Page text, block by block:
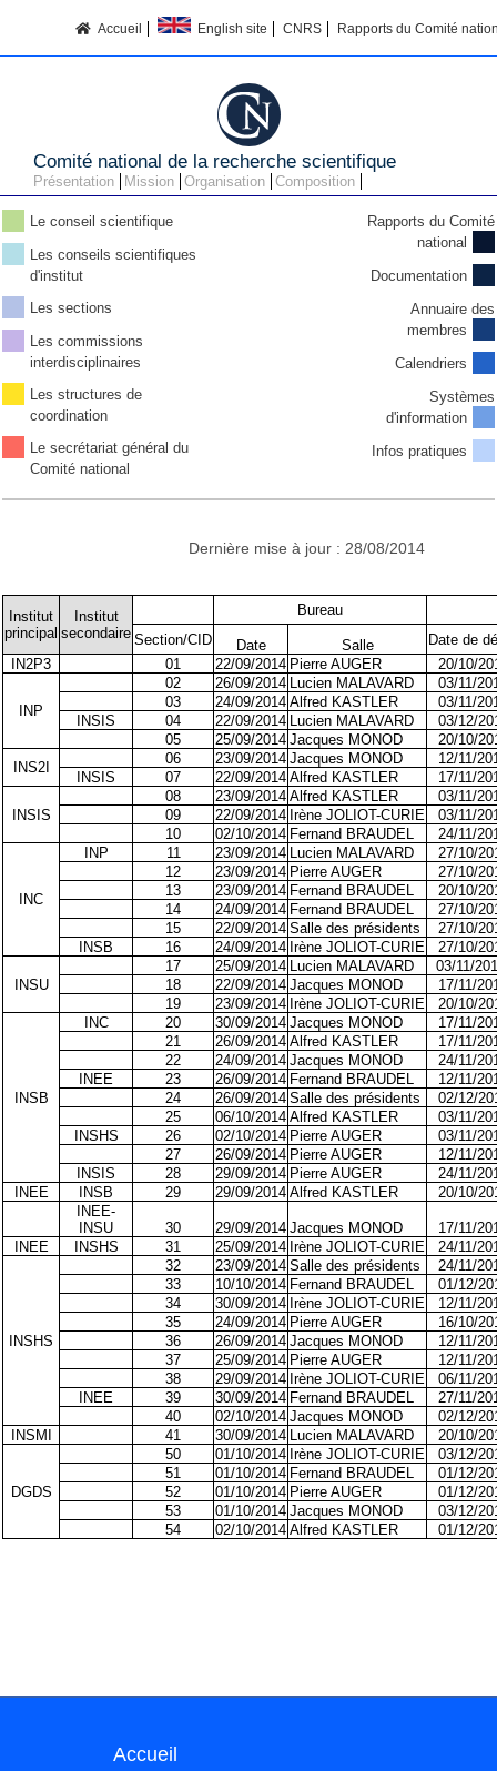
Accueil English site CNRS Rapports du Comité
Comité national de la recherche scientifique
Présentation Mission Organisation Composition
Le conseil scientifique
Les conseils scientifiques
d'institut
Les sections
Les commissions
interdisciplinaires
Les structures de
coordination
Le secrétariat général du
Comité national
Rapports du Comité
national
Documentation
Annuaire des
membres
Calendriers
Systèmes
d'information
Infos pratiques
Dernière mise à jour : 28/08/2014
Institut
principal
Institut
secondaire
Bureau
Section/CID
Date Salle
Date de
IN2P3
01 22/09/2014 Pierre AUGER 20/10/
INP
02 26/09/2014 Lucien MALAVARD
03/11/
03
24/09/2014 Alfred KASTLER
03/11/
INSIS
04 22/09/2014 Lucien MALAVARD
03/12/
05
25/09/2014 Jacques MONOD
20/10/
INS2I
06 23/09/2014 Jacques MONOD
12/11/
INSIS
07 22/09/2014 Alfred KASTLER 17/11/
INSIS
08 23/09/2014 Alfred KASTLER
03/11/
09
22/09/2014 Irène JOLIOT-CURIE
03/11/
10
02/10/2014 Fernand BRAUDEL 24/11/
INC
INP 11 23/09/2014 Lucien MALAVARD
27/10/
12
23/09/2014 Pierre AUGER
27/10/
13
23/09/2014 Fernand BRAUDEL
20/10/
14
24/09/2014 Fernand BRAUDEL
27/10/
15
22/09/2014 Salle des présidents
27/10/
INSB
16 24/09/2014 Irène JOLIOT-CURIE 27/10/
INSU
17 25/09/2014 Lucien MALAVARD
03/11/
18
22/09/2014 Jacques MONOD
17/11/
19
23/09/2014 Irène JOLIOT-CURIE 20/10/
INSB
INC 20 30/09/2014 Jacques MONOD
17/11/
21
26/09/2014 Alfred KASTLER
17/11/
22
24/09/2014 Jacques MONOD
24/11/
INEE
23 26/09/2014 Fernand BRAUDEL
12/11/
24
26/09/2014 Salle des présidents
02/12/
25
06/10/2014 Alfred KASTLER
03/11/
INSHS
26 02/10/2014 Pierre AUGER
03/11/
27
26/09/2014 Pierre AUGER
12/11/
INSIS
28 29/09/2014 Pierre AUGER
24/11/
INEE
INSB 29 29/09/2014 Alfred KASTLER
20/10/
INEE-
INSU
30 29/09/2014 Jacques MONOD
17/11/
INEE
INSHS 31 25/09/2014 Irène JOLIOT-CURIE 24/11/
INSHS
32 23/09/2014 Salle des présidents
24/11/
33
10/10/2014 Fernand BRAUDEL
01/12/
34
30/09/2014 Irène JOLIOT-CURIE
12/11/
35
24/09/2014 Pierre AUGER
16/10/
36
26/09/2014 Jacques MONOD
12/11/
37
25/09/2014 Pierre AUGER
12/11/
38
29/09/2014 Irène JOLIOT-CURIE
06/11/
INEE
39 30/09/2014 Fernand BRAUDEL
27/11/
40
02/10/2014 Jacques MONOD
02/12/
INSMI
41 30/09/2014 Lucien MALAVARD 20/10/
DGDS
50 01/10/2014 Irène JOLIOT-CURIE
03/12/
51
01/10/2014 Fernand BRAUDEL
01/12/
52
01/10/2014 Pierre AUGER
01/12/
53
01/10/2014 Jacques MONOD
03/12/
54
02/10/2014 Alfred KASTLER 01/12/
Accueil